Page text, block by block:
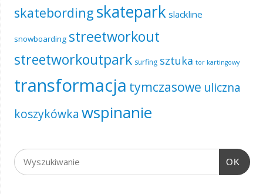
skatebording skatepark slackline
snowboarding streetworkout
streetworkoutpark surfing sztuka tor kartingowy
transformacja tymczasowe uliczna
koszykówka wspinanie
OK